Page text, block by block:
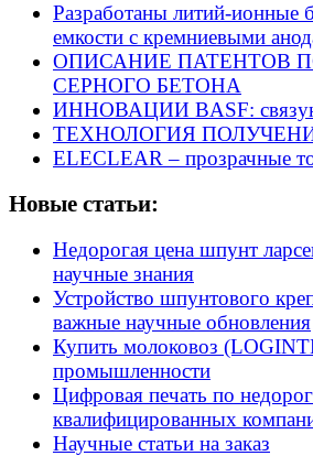
Разработаны литий-ионные
емкости с кремниевыми
ОПИСАНИЕ ПАТЕНТОВ
СЕРНОГО БЕТОНА
ИННОВАЦИИ BASF:
ТЕХНОЛОГИЯ
ELECLEAR – прозрачные
Новые статьи:
Недорогая цена шпунт
научные знания
Устройство шпунтового
важные научные обновления
Купить молоковоз
промышленности
Цифровая печать по
квалифицированных
Научные статьи на заказ